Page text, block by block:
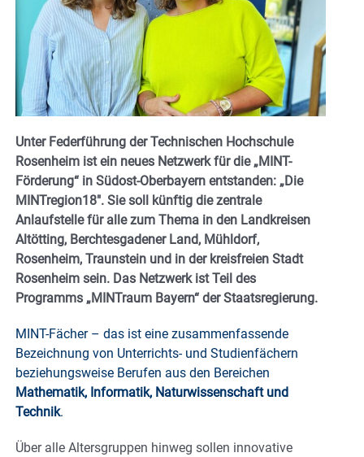
Unter Federführung der Technischen Hochschule
Rosenheim ist ein neues Netzwerk für die „MINT-
Förderung“ in Südost-Oberbayern entstanden: „Die
MINTregion18″. Sie soll künftig die zentrale
Anlaufstelle für alle zum Thema in den Landkreisen
Altötting, Berchtesgadener Land, Mühldorf,
Rosenheim, Traunstein und in der kreisfreien Stadt
Rosenheim sein. Das Netzwerk ist Teil des
Programms „MINTraum Bayern“ der Staatsregierung.
MINT-Fächer – das ist eine zusammenfassende
Bezeichnung von Unterrichts- und Studienfächern
beziehungsweise Berufen aus den Bereichen
Mathematik, Informatik, Naturwissenschaft und
Technik.
Über alle Altersgruppen hinweg sollen innovative